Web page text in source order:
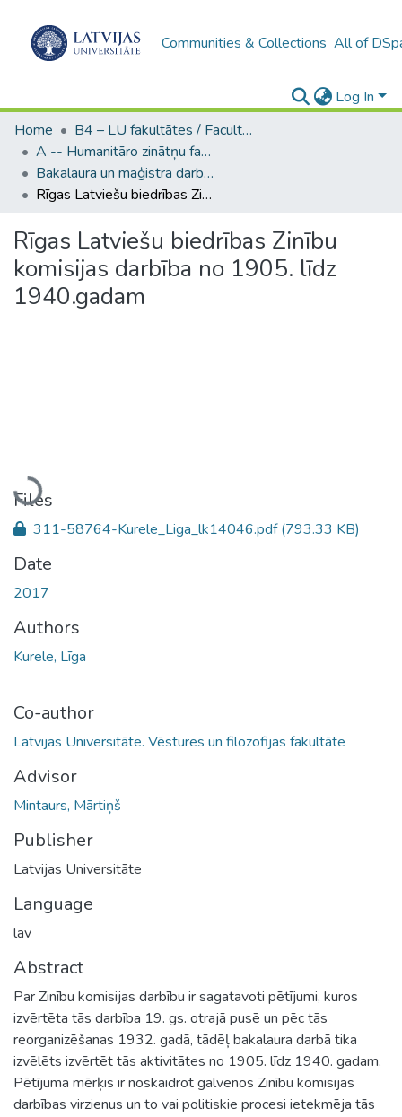
Communities & Collections All of
Log In
Home
B4 – LU fakultātes / Faculties of the UL
A -- Humanitāro zinātņu fakultāte / Faculty of Humanities
Bakalaura un maģistra darbi (HZF) / Bachelor's and Master's theses
Rīgas Latviešu biedrības Zinību komisijas darbība no 1905. līdz 1940.gadam
Rīgas Latviešu biedrības Zinību
komisijas darbība no 1905. līdz
1940.gadam
Loading...
Files
311-58764-Kurele_Liga_lk14046.pdf(793.33 KB)
Date
2017
Authors
Kurele, Līga
Co-author
Latvijas Universitāte. Vēstures un filozofijas fakultāte
Advisor
Mintaurs, Mārtiņš
Publisher
Latvijas Universitāte
Language
lav
Abstract
Par Zinību komisijas darbību ir sagatavoti pētījumi, kuros
izvērtēta tās darbība 19. gs. otrajā pusē un pēc tās
reorganizēšanas 1932. gadā, tādēļ bakalaura darbā tika
izvēlēts izvērtēt tās aktivitātes no 1905. līdz 1940. gadam.
Pētījuma mērķis ir noskaidrot galvenos Zinību komisijas
darbības virzienus un to vai politiskie procesi ietekmēja tās